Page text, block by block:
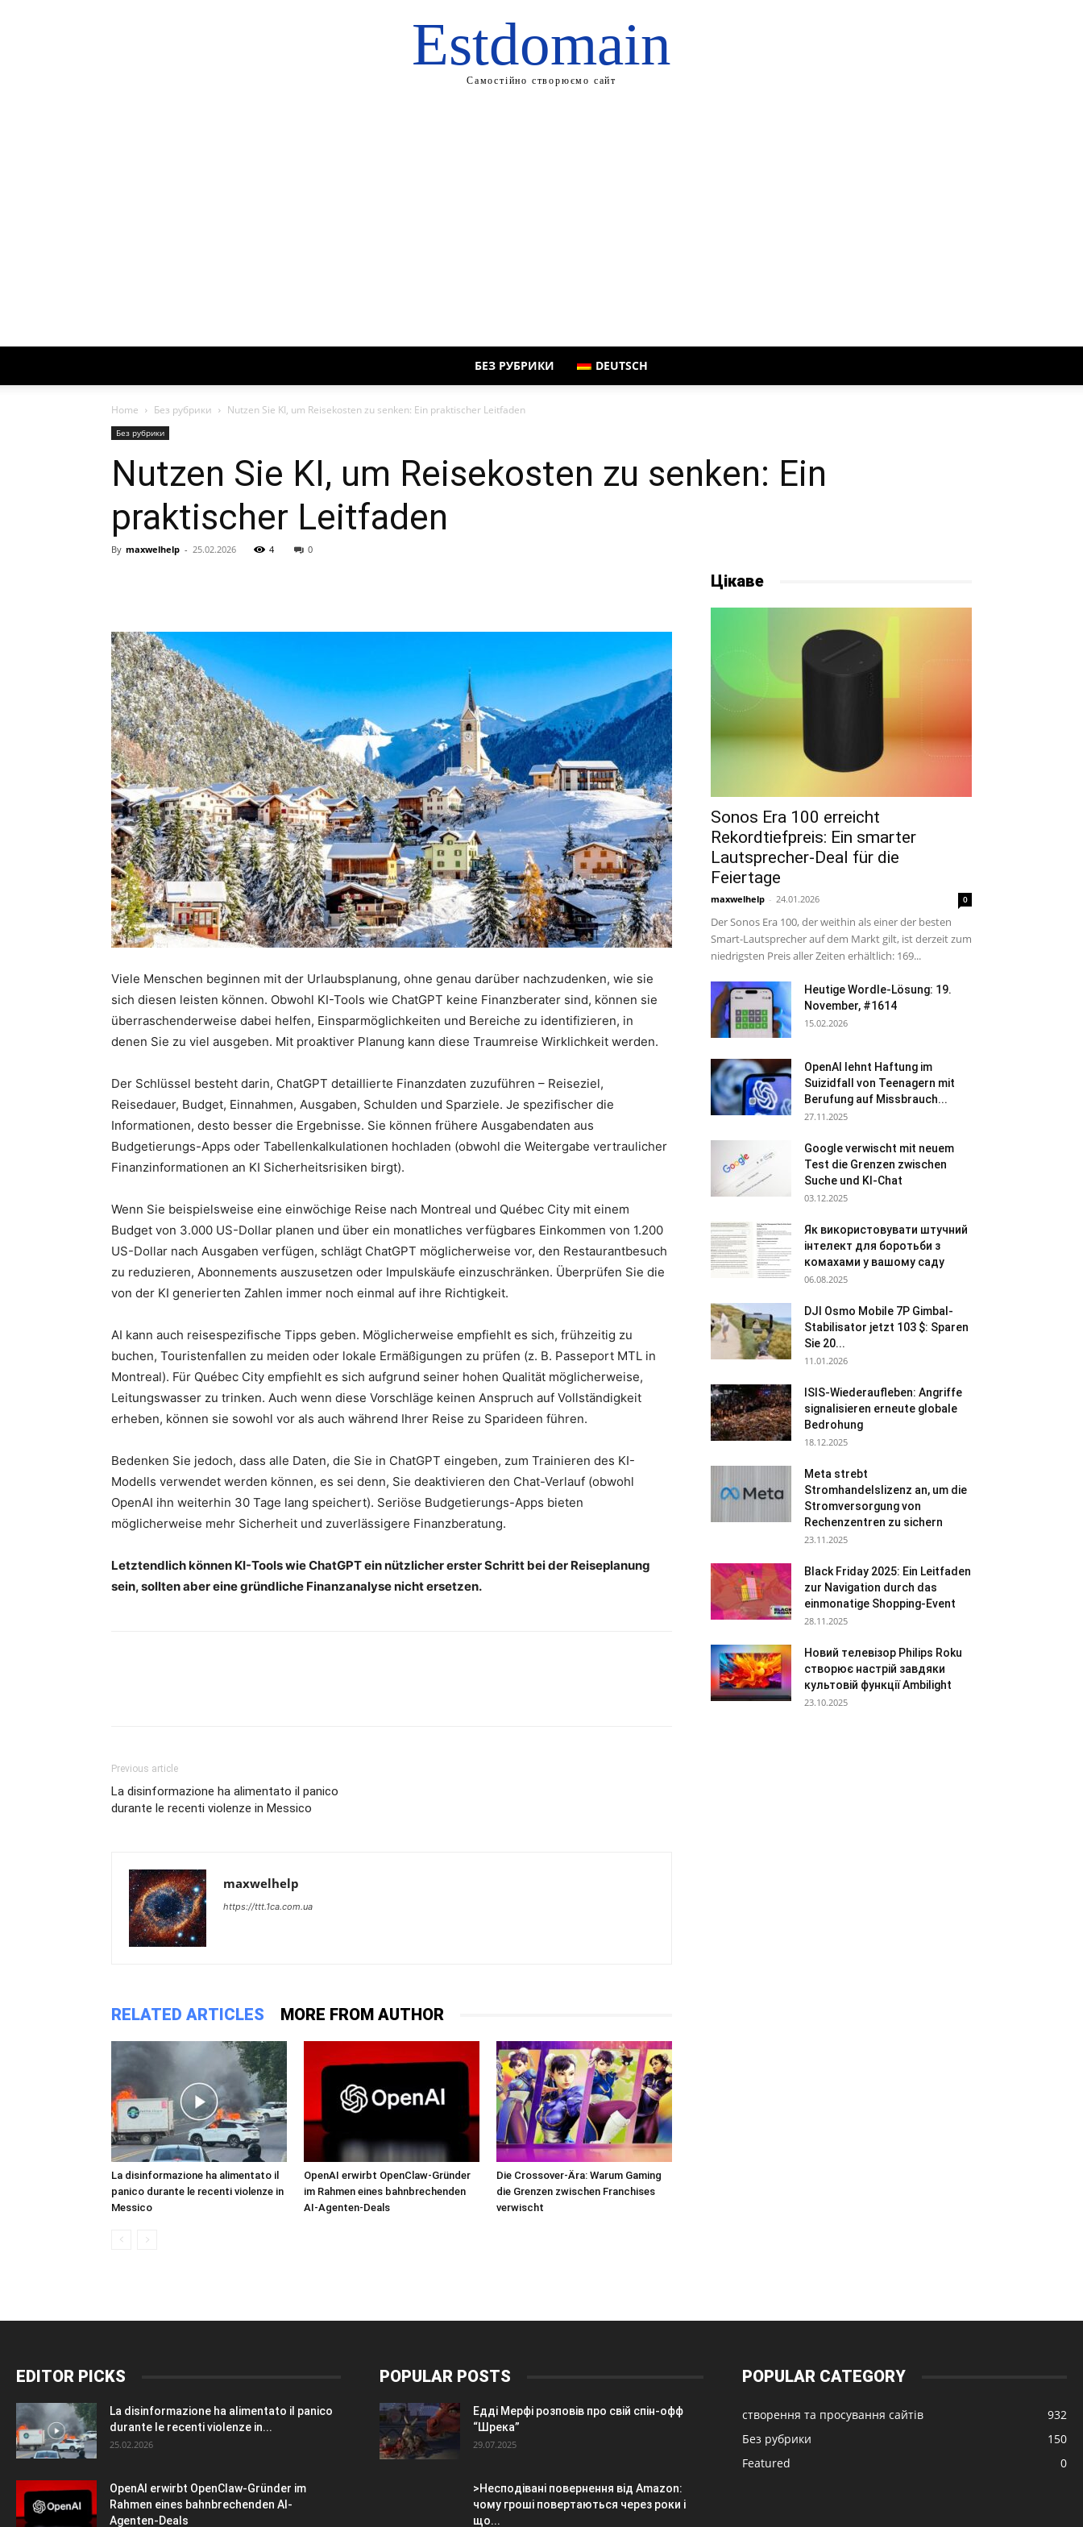
Estdomain
Самостійно створюємо сайт
БЕЗ РУБРИКИ DEUTSCH
Home Без рубрики Nutzen Sie KI, um Reisekosten zu senken: Ein praktischer Leitfaden
Без рубрики
Nutzen Sie KI, um Reisekosten zu senken: Ein
praktischer Leitfaden
By maxwelhelp - 25.02.2026 4 0
Viele Menschen beginnen mit der Urlaubsplanung, ohne genau darüber nachzudenken, wie sie
sich diesen leisten können. Obwohl KI-Tools wie ChatGPT keine Finanzberater sind, können sie
überraschenderweise dabei helfen, Einsparmöglichkeiten und Bereiche zu identifizieren, in
denen Sie zu viel ausgeben. Mit proaktiver Planung kann diese Traumreise Wirklichkeit werden.
Der Schlüssel besteht darin, ChatGPT detaillierte Finanzdaten zuzuführen – Reiseziel,
Reisedauer, Budget, Einnahmen, Ausgaben, Schulden und Sparziele. Je spezifischer die
Informationen, desto besser die Ergebnisse. Sie können frühere Ausgabendaten aus
Budgetierungs-Apps oder Tabellenkalkulationen hochladen (obwohl die Weitergabe vertraulicher
Finanzinformationen an KI Sicherheitsrisiken birgt).
Wenn Sie beispielsweise eine einwöchige Reise nach Montreal und Québec City mit einem
Budget von 3.000 US-Dollar planen und über ein monatliches verfügbares Einkommen von 1.200
US-Dollar nach Ausgaben verfügen, schlägt ChatGPT möglicherweise vor, den Restaurantbesuch
zu reduzieren, Abonnements auszusetzen oder Impulskäufe einzuschränken. Überprüfen Sie die
von der KI generierten Zahlen immer noch einmal auf ihre Richtigkeit.
AI kann auch reisespezifische Tipps geben. Möglicherweise empfiehlt es sich, frühzeitig zu
buchen, Touristenfallen zu meiden oder lokale Ermäßigungen zu prüfen (z. B. Passeport MTL in
Montreal). Für Québec City empfiehlt es sich aufgrund seiner hohen Qualität möglicherweise,
Leitungswasser zu trinken. Auch wenn diese Vorschläge keinen Anspruch auf Vollständigkeit
erheben, können sie sowohl vor als auch während Ihrer Reise zu Sparideen führen.
Bedenken Sie jedoch, dass alle Daten, die Sie in ChatGPT eingeben, zum Trainieren des KI-
Modells verwendet werden können, es sei denn, Sie deaktivieren den Chat-Verlauf (obwohl
OpenAI ihn weiterhin 30 Tage lang speichert). Seriöse Budgetierungs-Apps bieten
möglicherweise mehr Sicherheit und zuverlässigere Finanzberatung.
Letztendlich können KI-Tools wie ChatGPT ein nützlicher erster Schritt bei der Reiseplanung
sein, sollten aber eine gründliche Finanzanalyse nicht ersetzen.
Previous article
La disinformazione ha alimentato il panico
durante le recenti violenze in Messico
maxwelhelp
https://ttt.1ca.com.ua
RELATED ARTICLES MORE FROM AUTHOR
La disinformazione ha alimentato il
panico durante le recenti violenze in
Messico
OpenAI erwirbt OpenClaw-Gründer
im Rahmen eines bahnbrechenden
AI-Agenten-Deals
Die Crossover-Ära: Warum Gaming
die Grenzen zwischen Franchises
verwischt
Цікаве
Sonos Era 100 erreicht
Rekordtiefpreis: Ein smarter
Lautsprecher-Deal für die
Feiertage
maxwelhelp - 24.01.2026 0
Der Sonos Era 100, der weithin als einer der besten
Smart-Lautsprecher auf dem Markt gilt, ist derzeit zum
niedrigsten Preis aller Zeiten erhältlich: 169...
Heutige Wordle-Lösung: 19.
November, #1614
15.02.2026
OpenAI lehnt Haftung im
Suizidfall von Teenagern mit
Berufung auf Missbrauch...
27.11.2025
Google verwischt mit neuem
Test die Grenzen zwischen
Suche und KI-Chat
03.12.2025
Як використовувати штучний
інтелект для боротьби з
комахами у вашому саду
06.08.2025
DJI Osmo Mobile 7P Gimbal-
Stabilisator jetzt 103 $: Sparen
Sie 20...
11.01.2026
ISIS-Wiederaufleben: Angriffe
signalisieren erneute globale
Bedrohung
18.12.2025
Meta strebt
Stromhandelslizenz an, um die
Stromversorgung von
Rechenzentren zu sichern
23.11.2025
Black Friday 2025: Ein Leitfaden
zur Navigation durch das
einmonatige Shopping-Event
28.11.2025
Новий телевізор Philips Roku
створює настрій завдяки
культовій функції Ambilight
23.10.2025
EDITOR PICKS
La disinformazione ha alimentato il panico
durante le recenti violenze in...
25.02.2026
OpenAI erwirbt OpenClaw-Gründer im
Rahmen eines bahnbrechenden AI-
Agenten-Deals
POPULAR POSTS
Едді Мерфі розповів про свій спін-офф
“Шрека”
29.07.2025
>Несподівані повернення від Amazon:
чому гроші повертаються через роки і
що...
POPULAR CATEGORY
створення та просування сайтів
932
Без рубрики
150
Featured
0